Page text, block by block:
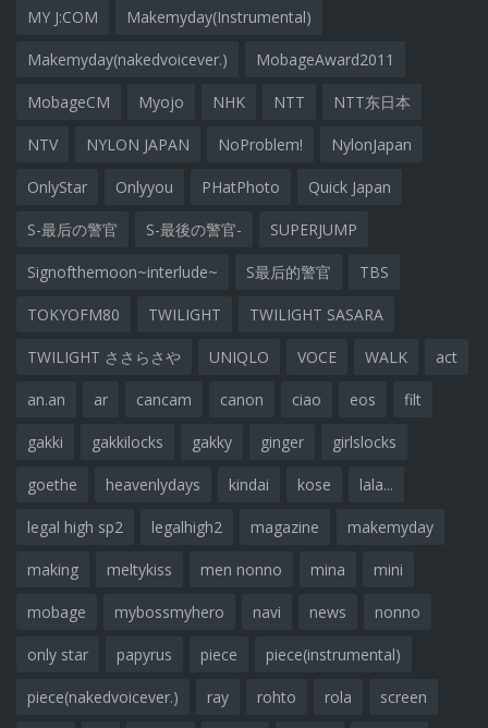
MY J:COM Makemyday(Instrumental)
Makemyday(nakedvoicever.) MobageAward2011
MobageCM Myojo NHK NTT NTT东日本
NTV NYLON JAPAN NoProblem! NylonJapan
OnlyStar Onlyyou PHatPhoto Quick Japan
S-最后の警官 S-最後の警官- SUPERJUMP
Signofthemoon~interlude~ S最后的警官 TBS
TOKYOFM80 TWILIGHT TWILIGHT SASARA
TWILIGHT ささらさや UNIQLO VOCE WALK act
an.an ar cancam canon ciao eos filt
gakki gakkilocks gakky ginger girlslocks
goethe heavenlydays kindai kose lala...
legal high sp2 legalhigh2 magazine makemyday
making meltykiss men nonno mina mini
mobage mybossmyhero navi news nonno
only star papyrus piece piece(instrumental)
piece(nakedvoicever.) ray rohto rola screen